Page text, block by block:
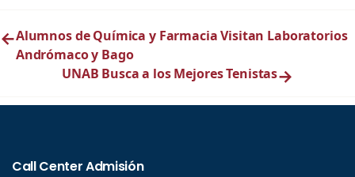
←Alumnos de Química y Farmacia Visitan Laboratorios
Andrómaco y Bago
UNAB Busca a los Mejores Tenistas→